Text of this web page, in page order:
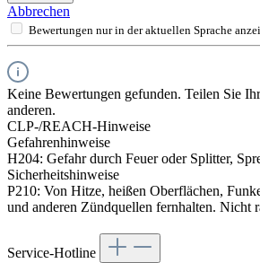
Abbrechen
Bewertungen nur in der aktuellen Sprache
Keine Bewertungen gefunden. Teilen Sie
anderen.
CLP-/REACH-Hinweise
Gefahrenhinweise
H204: Gefahr durch Feuer oder Splitter,
Sicherheitshinweise
P210: Von Hitze, heißen Oberflächen,
und anderen Zündquellen fernhalten. Nicht
Service-Hotline